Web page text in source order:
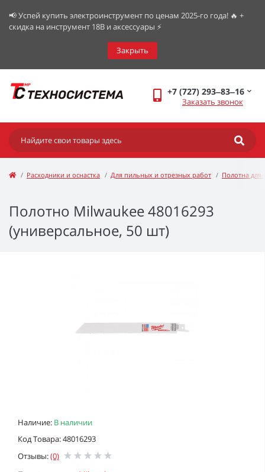
📢 Успей купить электроинструмент по ценам 2025-го года! 🔥 +
скидка на инструмент 18В и аксессуары ⚡️
Закрыть
+7 (727) 293‒83‒16
Заказать звонок
Расходники и оснастка Для пильных и отрезных работ Полотна для
Полотно Milwaukee 48016293
(универсальное, 50 шт)
Наличие: В наличии
Код Товара: 48016293
Отзывы:(0)